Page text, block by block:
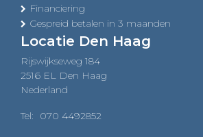
Financiering
Gespreid betalen in 3 maanden
Locatie Den Haag
Rijswijkseweg 184
2516 EL Den Haag
Nederland
Tel: 070 4492852